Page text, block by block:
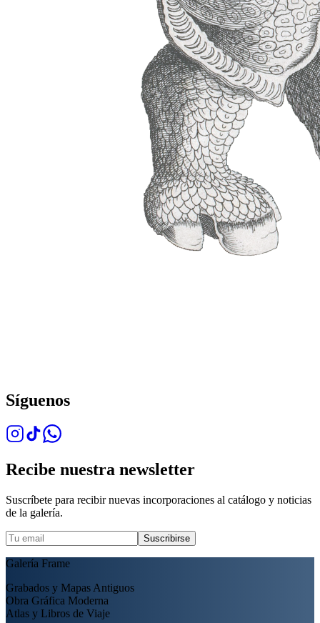
Síguenos
Recibe nuestra newsletter
Suscríbete para recibir nuevas incorporaciones al catálogo y noticias
de la galería.
Suscribirse
Galería Frame
Grabados y Mapas Antiguos
Obra Gráfica Moderna
Atlas y Libros de Viaje